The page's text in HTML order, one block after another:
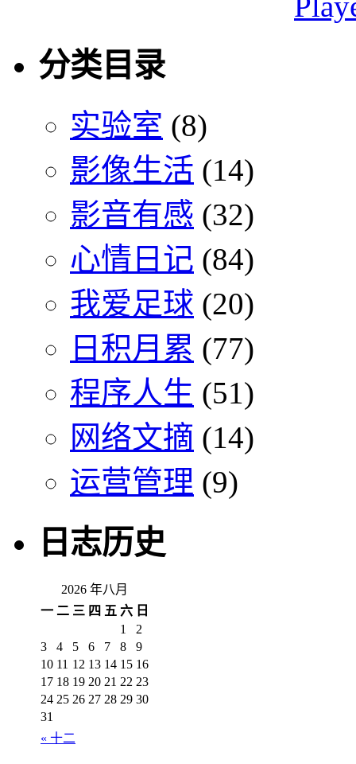
分类目录
实验室 (8)
影像生活 (14)
影音有感 (32)
心情日记 (84)
我爱足球 (20)
日积月累 (77)
程序人生 (51)
网络文摘 (14)
运营管理 (9)
日志历史
2026 年八月
一 二 三 四 五 六 日
« 十二
1
2
3
4 5 6 7 8
9
10 11 12 13 14 15 16
17 18 19 20 21 22 23
24 25 26 27 28 29 30
31